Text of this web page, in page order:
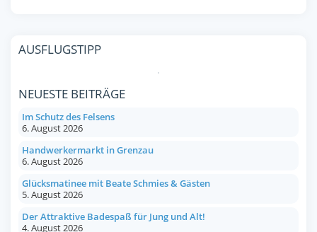
AUSFLUGSTIPP
NEUESTE BEITRÄGE
Im Schutz des Felsens
6. August 2026
Handwerkermarkt in Grenzau
6. August 2026
Glücksmatinee mit Beate Schmies & Gästen
5. August 2026
Der Attraktive Badespaß für Jung und Alt!
4. August 2026